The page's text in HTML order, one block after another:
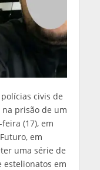
civis de
prisão de um
(17), em
em
uma série de
estelionatos em